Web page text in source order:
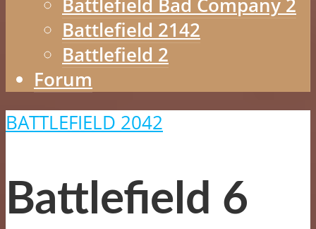
Battlefield Bad Company 2
Battlefield 2142
Battlefield 2
Forum
BATTLEFIELD 2042
Battlefield 6